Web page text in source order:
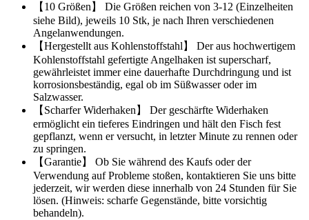
【10 Größen】 Die Größen reichen von 3-12 (Einzelheiten
siehe Bild), jeweils 10 Stk, je nach Ihren verschiedenen
Angelanwendungen.
【Hergestellt aus Kohlenstoffstahl】 Der aus hochwertigem
Kohlenstoffstahl gefertigte Angelhaken ist superscharf,
gewährleistet immer eine dauerhafte Durchdringung und ist
korrosionsbeständig, egal ob im Süßwasser oder im
Salzwasser.
【Scharfer Widerhaken】 Der geschärfte Widerhaken
ermöglicht ein tieferes Eindringen und hält den Fisch fest
gepflanzt, wenn er versucht, in letzter Minute zu rennen oder
zu springen.
【Garantie】 Ob Sie während des Kaufs oder der
Verwendung auf Probleme stoßen, kontaktieren Sie uns bitte
jederzeit, wir werden diese innerhalb von 24 Stunden für Sie
lösen. (Hinweis: scharfe Gegenstände, bitte vorsichtig
behandeln).